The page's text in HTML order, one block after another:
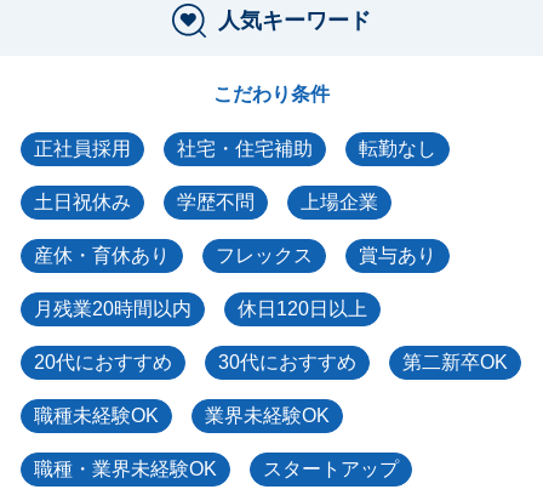
人気キーワード
こだわり条件
正社員採用 社宅・住宅補助 転勤なし
土日祝休み 学歴不問 上場企業
産休・育休あり フレックス 賞与あり
月残業20時間以内 休日120日以上
20代におすすめ 30代におすすめ 第二新卒OK
職種未経験OK 業界未経験OK
職種・業界未経験OK スタートアップ